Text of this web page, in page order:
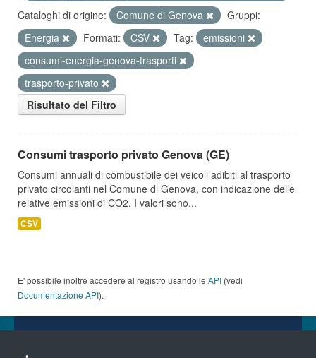
Cataloghi di origine:
Comune di Genova
Gruppi:
Energia
Formati: CSV Tag:
emissioni
consumi-energia-genova-trasporti
trasporto-privato
Risultato del Filtro
Consumi trasporto privato Genova (GE)
Consumi annuali di combustibile dei veicoli adibiti al trasporto
privato circolanti nel Comune di Genova, con indicazione delle
relative emissioni di CO2. I valori sono...
CSV
E' possibile inoltre accedere al registro usando le API (vedi
Documentazione API).